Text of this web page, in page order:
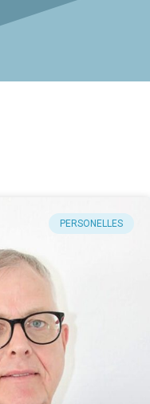
PERSONELLES